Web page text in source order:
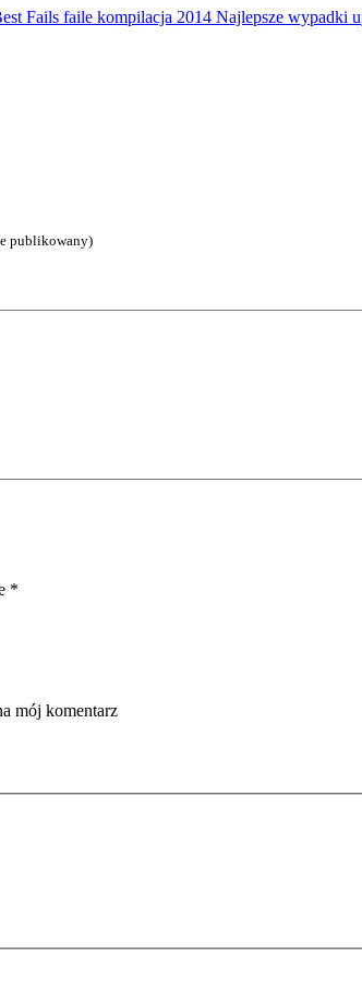
Fails faile kompilacja 2014 Najlepsze wypadki
publikowany)
*
mój komentarz